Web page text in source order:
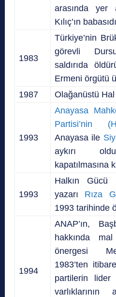
arasında yer
Kılıç’ın
1983
Türkiye’nin
görevli
saldırıda
Ermeni örgütü
1987
Olağanüstü
1993
Anayasa
Partisi’nin
Anayasa ile
aykırı
kapatılmasına
1993
Halkın Gücü
yazarı Rıza
1993 tarihinde
1994
ANAP’ın,
hakkında mal
önergesi
1983’ten
partilerin lider
varlıklarının